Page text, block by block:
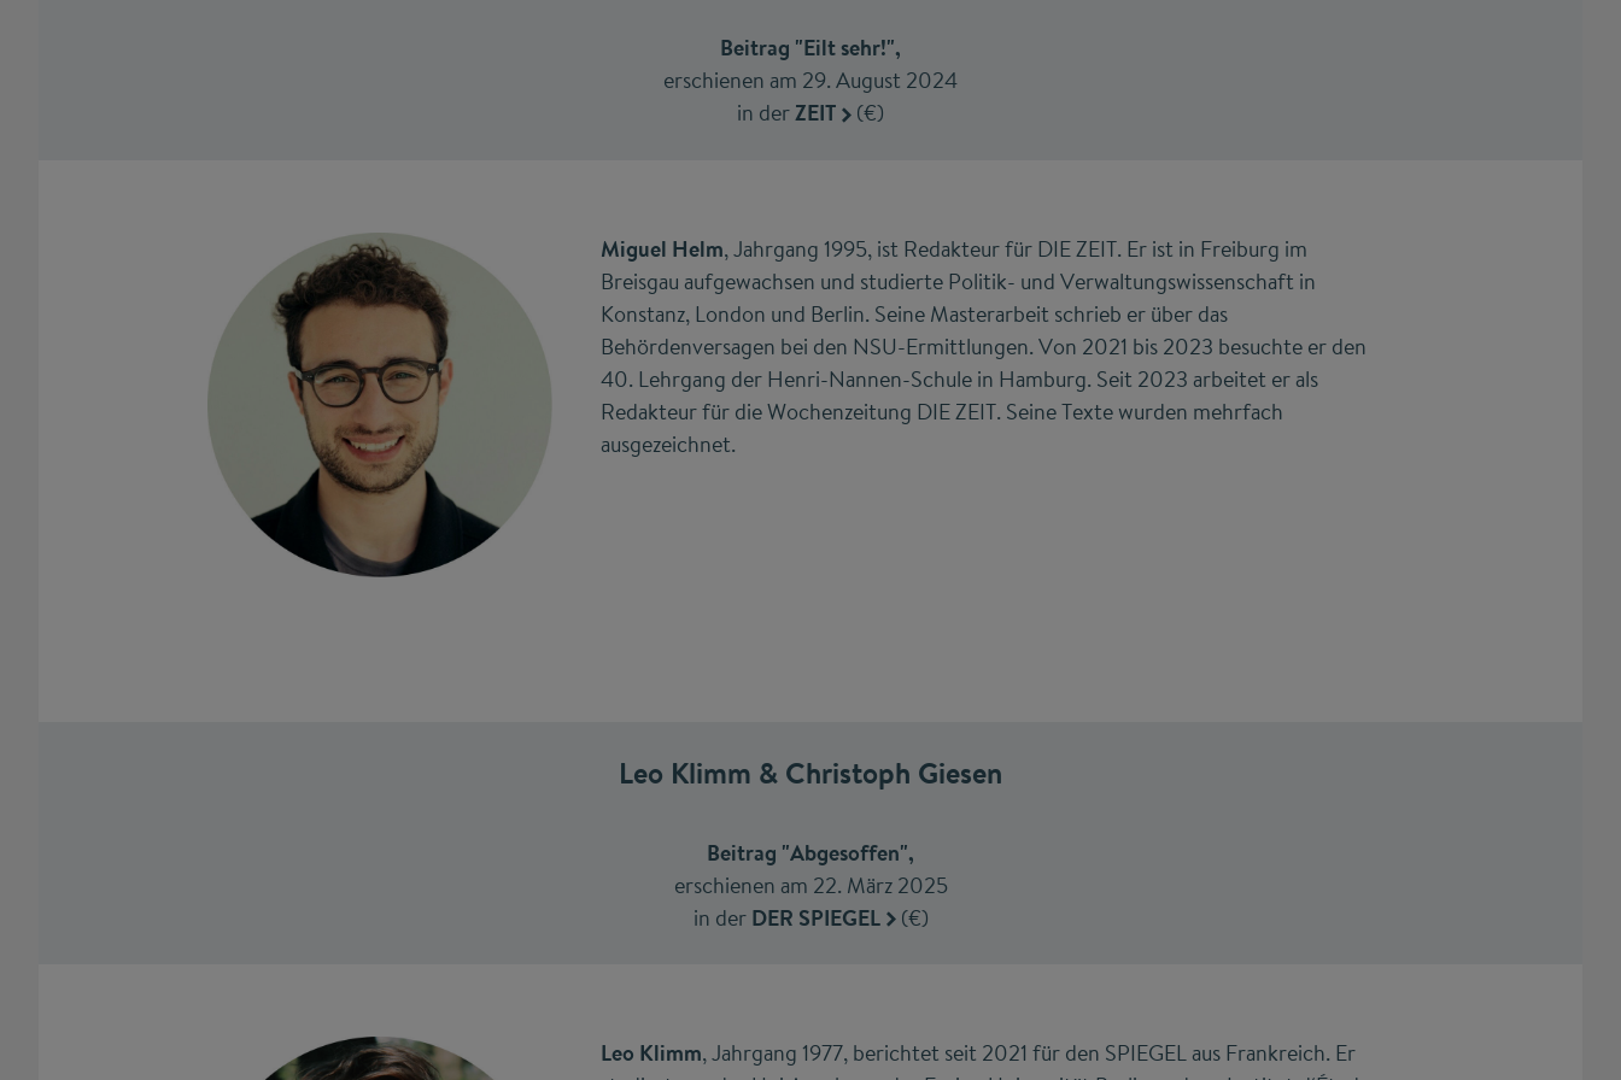
Beitrag "Eilt sehr!",
erschienen am 29. August 2024
in derZEIT (€)
Miguel Helm, Jahrgang 1995, ist Redakteur für DIE ZEIT. Er ist in Freiburg im
Breisgau aufgewachsen und studierte Politik- und Verwaltungswissenschaft in
Konstanz, London und Berlin. Seine Masterarbeit schrieb er über das
Behördenversagen bei den NSU-Ermittlungen. Von 2021 bis 2023 besuchte er den
40. Lehrgang der Henri-Nannen-Schule in Hamburg. Seit 2023 arbeitet er als
Redakteur für die Wochenzeitung DIE ZEIT. Seine Texte wurden mehrfach
ausgezeichnet.
Leo Klimm & Christoph Giesen
Beitrag "Abgesoffen",
erschienen am 22. März 2025
in der DER SPIEGEL (€)
Leo Klimm, Jahrgang 1977, berichtet seit 2021 für den SPIEGEL aus Frankreich. Er